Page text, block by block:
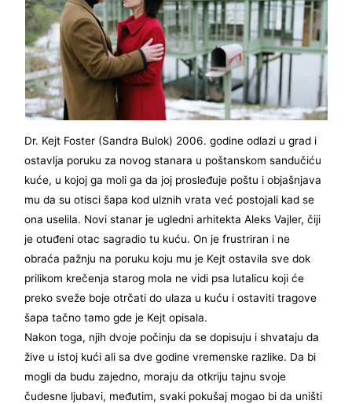
Dr. Kejt Foster (Sandra Bulok) 2006. godine odlazi u grad i
ostavlja poruku za novog stanara u poštanskom sandučiću
kuće, u kojoj ga moli ga da joj prosleđuje poštu i objašnjava
mu da su otisci šapa kod ulznih vrata već postojali kad se
ona uselila. Novi stanar je ugledni arhitekta Aleks Vajler, čiji
je otuđeni otac sagradio tu kuću. On je frustriran i ne
obraća pažnju na poruku koju mu je Kejt ostavila sve dok
prilikom krečenja starog mola ne vidi psa lutalicu koji će
preko sveže boje otrčati do ulaza u kuću i ostaviti tragove
šapa tačno tamo gde je Kejt opisala.
Nakon toga, njih dvoje počinju da se dopisuju i shvataju da
žive u istoj kući ali sa dve godine vremenske razlike. Da bi
mogli da budu zajedno, moraju da otkriju tajnu svoje
čudesne ljubavi, međutim, svaki pokušaj mogao bi da uništi